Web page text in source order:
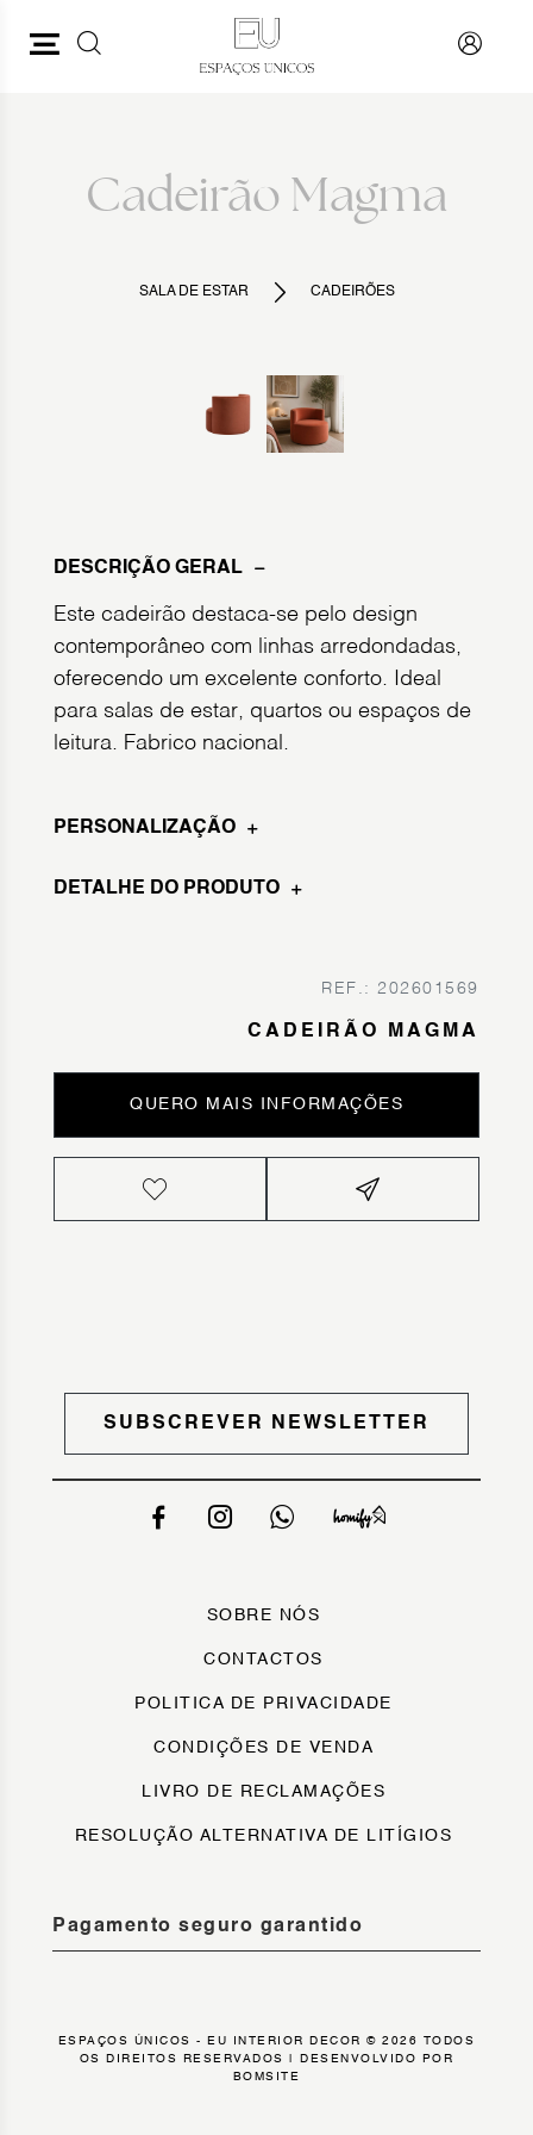
Cadeirão Magma
SALA DE ESTAR CADEIRÕES
DESCRIÇÃO GERAL
Este cadeirão destaca-se pelo design
contemporâneo com linhas arredondadas,
oferecendo um excelente conforto. Ideal
para salas de estar, quartos ou espaços de
leitura. Fabrico nacional.
PERSONALIZAÇÃO
DETALHE DO PRODUTO
REF.: 202601569
CADEIRÃO MAGMA
QUERO MAIS INFORMAÇÕES
SUBSCREVER NEWSLETTER
SOBRE NÓS
CONTACTOS
POLITICA DE PRIVACIDADE
CONDIÇÕES DE VENDA
LIVRO DE RECLAMAÇÕES
RESOLUÇÃO ALTERNATIVA DE LITÍGIOS
Pagamento seguro garantido
ESPAÇOS ÚNICOS - EU INTERIOR DECOR © 2026 TODOS
OS DIREITOS RESERVADOS | DESENVOLVIDO POR
BOMSITE
PESQUISAR